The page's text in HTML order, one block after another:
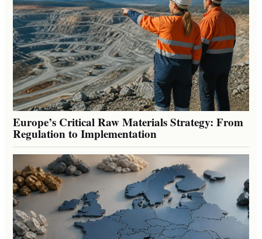
Europe’s Critical Raw Materials Strategy: From
Regulation to Implementation